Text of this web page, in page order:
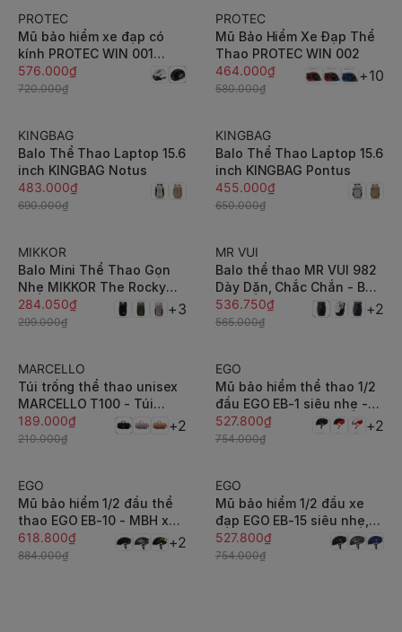
-20%
PROTEC
Mũ bảo hiểm xe đạp có
kính PROTEC WIN 001
(018) - MBH thể thao kính
nam châm hiện đại, chuẩn
576.000₫
720.000₫
-20%
PROTEC
Mũ Bảo Hiểm Xe Đạp Thể
Thao PROTEC WIN 002
464.000₫
580.000₫
+10
-30%
KINGBAG
Balo Thể Thao Laptop 15.6
inch KINGBAG Notus
483.000₫
690.000₫
-30%
KINGBAG
Balo Thể Thao Laptop 15.6
inch KINGBAG Pontus
455.000₫
650.000₫
-5%
MIKKOR
Balo Mini Thể Thao Gọn
Nhẹ MIKKOR The Rocky
Light 10L
284.050₫
299.000₫
+3
-5%
MR VUI
Balo thể thao MR VUI 982
Dày Dặn, Chắc Chắn - BH
Dài Hạn
536.750₫
565.000₫
+2
-10%
MARCELLO
Túi trống thể thao unisex
MARCELLO T100 - Túi
xách du lịch / tập gym có
ngăn đựng giày, quai xách
189.000₫
210.000₫
+2
-30%
EGO
Mũ bảo hiểm thể thao 1/2
đầu EGO EB-1 siêu nhẹ -
MBH xe đạp nửa đầu
thoáng khí, tăng chỉnh
527.800₫
754.000₫
+2
-30%
EGO
Mũ bảo hiểm 1/2 đầu thể
thao EGO EB-10 - MBH xe
đạp nửa đầu siêu nhẹ,
thoáng khí, điều chỉnh
618.800₫
884.000₫
+2
-30%
EGO
Mũ bảo hiểm 1/2 đầu xe
đạp EGO EB-15 siêu nhẹ,
tăng chỉnh size linh hoạt -
MBH nửa đầu thể thao
527.800₫
754.000₫